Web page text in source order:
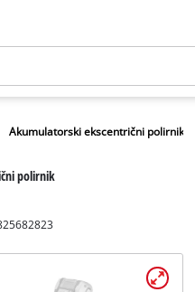
Akumulatorski ekscentrični polirnik
polirnik